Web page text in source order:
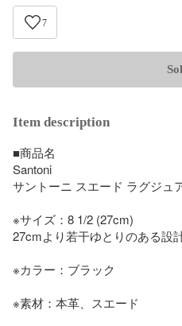
7
Item description
■商品名
Santoni
サントーニ スエード ラグジュ
※サイズ：8 1/2 (27cm)
27cmより若干ゆとりのある設
※カラー：ブラック
※素材：本革、スエード